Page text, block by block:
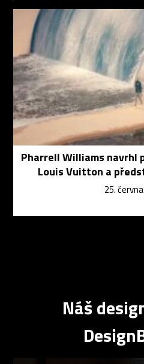
Pharrell Williams navrhl
Louis Vuitton a
25.
Náš